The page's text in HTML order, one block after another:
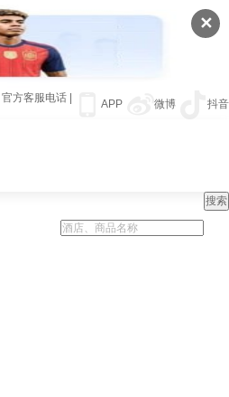
✕
APP 微博 抖音
官方客服电话